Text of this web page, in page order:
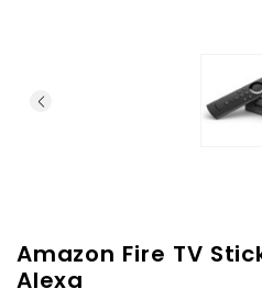
Amazon Fire TV
Alexa